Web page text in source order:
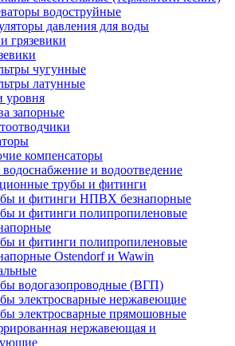
водоструйные
давления для воды
грязевики
чугунные
латунные
уровня
запорные
компенсаторы
и водоотведение
трубы и фитинги
и фитинги НПВХ безнапорные
и фитинги полипропиленовые
и фитинги полипропиленовые
Ostendorf и Wawin
водогазопроводные (ВГП)
электросварные нержавеющие
электросварные прямошовные
нержавеющая и